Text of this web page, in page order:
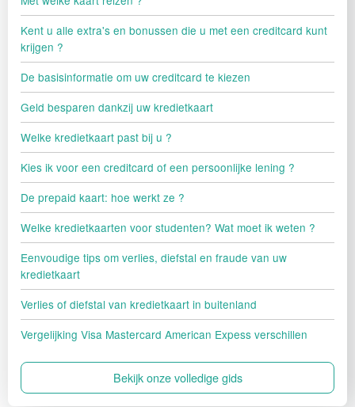
Kent u alle extra's en bonussen die u met een creditcard kunt
krijgen ?
De basisinformatie om uw creditcard te kiezen
Geld besparen dankzij uw kredietkaart
Welke kredietkaart past bij u ?
Kies ik voor een creditcard of een persoonlijke lening ?
De prepaid kaart: hoe werkt ze ?
Welke kredietkaarten voor studenten? Wat moet ik weten ?
Eenvoudige tips om verlies, diefstal en fraude van uw
kredietkaart
Verlies of diefstal van kredietkaart in buitenland
Vergelijking Visa Mastercard American Expess verschillen
Bekijk onze volledige gids